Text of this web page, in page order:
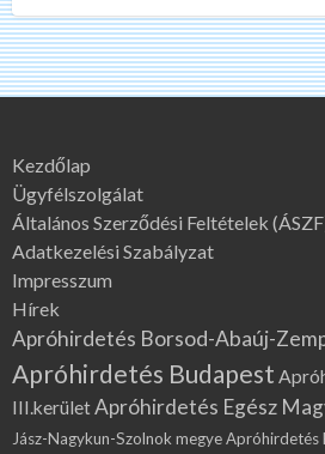
Kezdőlap
Ügyfélszolgálat
Általános Szerződési Feltételek
Adatkezelési Szabályzat
Impresszum
Hírek
Apróhirdetés Borsod-Abaúj-
Apróhirdetés Budapest
III.kerületApróhirdetés Egész
Jász-Nagykun-Szolnok megyeApróhirdetés